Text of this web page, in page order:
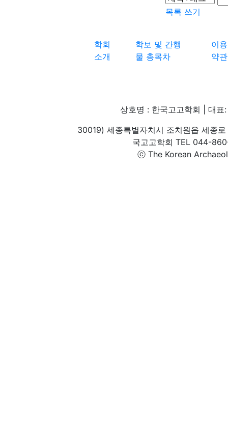
목록 쓰기
학회
소개
학보 및 간행
물 총목차
이용
약관
상호명 : 한국고고학회 | 대
30019) 세종특별자치시 조치원읍 세종
국고고학회 TEL 044-
ⓒ The Korean